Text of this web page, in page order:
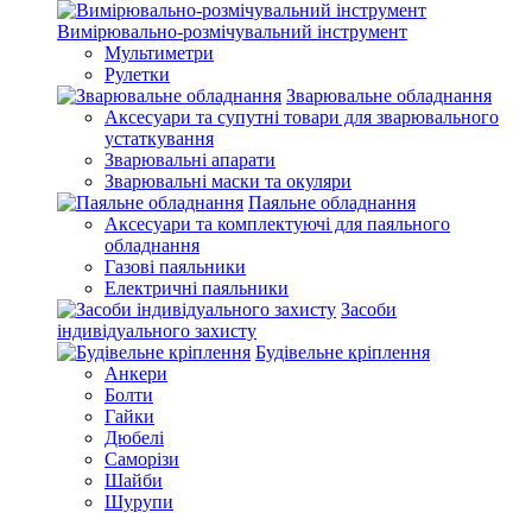
Вимірювально-розмічувальний інструмент
Мультиметри
Рулетки
Зварювальне обладнання
Аксесуари та супутні товари для зварювального
устаткування
Зварювальні апарати
Зварювальні маски та окуляри
Паяльне обладнання
Аксесуари та комплектуючі для паяльного
обладнання
Газові паяльники
Електричні паяльники
Засоби
індивідуального захисту
Будівельне кріплення
Анкери
Болти
Гайки
Дюбелі
Саморізи
Шайби
Шурупи